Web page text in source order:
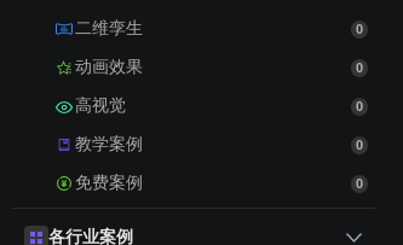
无需安装，随时随地打开即可使用
私有云（软件下载）
数据模型均在本地，安全可控
二维孪生 0
动画效果 0
高视觉 0
教学案例 0
免费案例 0
各行业案例